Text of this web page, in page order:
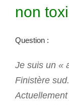
non
Question :
Je suis un «
Finistère sud.